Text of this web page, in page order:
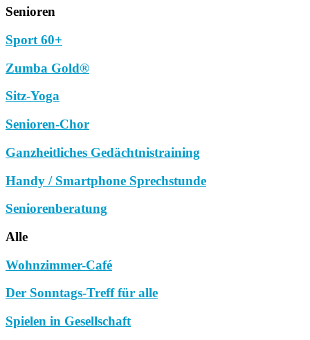
Senioren
Sport 60+
Zumba Gold®
Sitz-Yoga
Senioren-Chor
Ganzheitliches Gedächtnistraining
Handy / Smartphone Sprechstunde
Seniorenberatung
Alle
Wohnzimmer-Café
Der Sonntags-Treff für alle
Spielen in Gesellschaft